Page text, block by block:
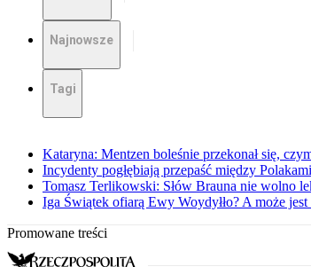
Najnowsze
Tagi
Kataryna: Mentzen boleśnie przekonał się,
Incydenty pogłębiają przepaść między
Tomasz Terlikowski: Słów Brauna nie wolno
Iga Świątek ofiarą Ewy Woydyłło? A może
Promowane treści